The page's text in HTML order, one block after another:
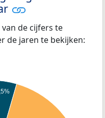
de cijfers te
de jaren te bekijken: